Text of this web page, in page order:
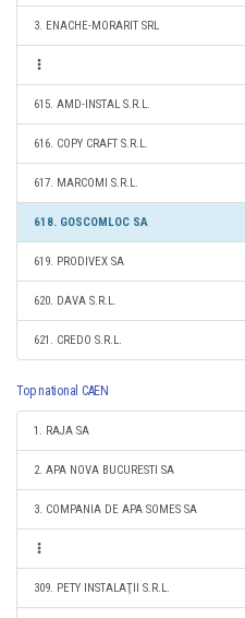
3. ENACHE-MORARIT SRL
615. AMD-INSTAL S.R.L.
616. COPY CRAFT S.R.L.
617. MARCOMI S.R.L.
618. GOSCOMLOC SA
619. PRODIVEX SA
620. DAVA S.R.L.
621. CREDO S.R.L.
Top national CAEN
1. RAJA SA
2. APA NOVA BUCURESTI SA
3. COMPANIA DE APA SOMES SA
309. PETY INSTALAŢII S.R.L.